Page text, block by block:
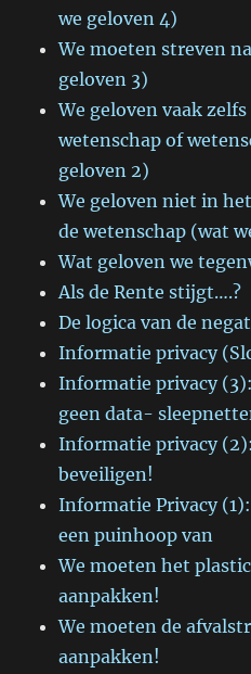
we geloven 4)
We moeten streven
geloven 3)
We geloven vaak
wetenschap of
geloven 2)
We geloven niet in
de wetenschap (wat
Wat geloven we
Als de Rente stijgt….?
De logica van de
Informatie privacy
Informatie privacy
geen data-
Informatie privacy
beveiligen!
Informatie Privacy
een puinhoop van
We moeten het
aanpakken!
We moeten de
aanpakken!